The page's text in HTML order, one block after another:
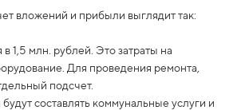
вложений и прибыли выглядит так:
в 1,5 млн. рублей. Это затраты на
Для проведения ремонта,
подсчет.
составлять коммунальные услуги и